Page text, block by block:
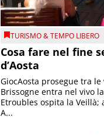
TURISMO & TEMPO LIBERO
Cosa fare nel fine
d’Aosta
GiocAosta prosegue tra
Brissogne entra nel vivo
Etroubles ospita la Veillà;
A...